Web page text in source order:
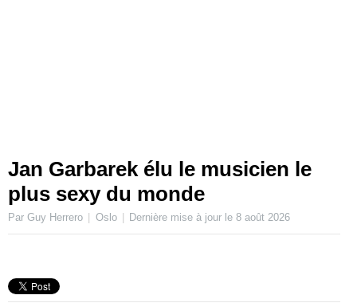
Jan Garbarek élu le musicien le
plus sexy du monde
Par Guy Herrero Oslo Dernière mise à jour le8 août 2026